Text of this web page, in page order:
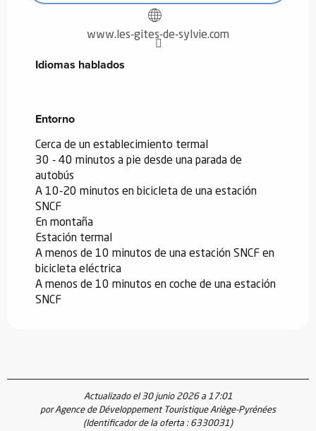
www.les-gites-de-sylvie.com
Idiomas hablados
Idiomas hablados
Entorno
Entorno
Cerca de un establecimiento termal
30 - 40 minutos a pie desde una parada de
autobús
A 10-20 minutos en bicicleta de una estación
SNCF
En montaña
Estación termal
A menos de 10 minutos de una estación SNCF en
bicicleta eléctrica
A menos de 10 minutos en coche de una estación
SNCF
Actualizado el 30 junio 2026 a 17:01
por Agence de Développement Touristique Ariège-Pyrénées
(Identificador de la oferta : 6330031 )